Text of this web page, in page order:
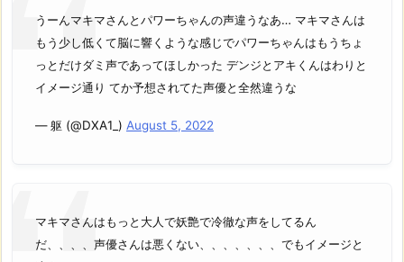
うーんマキマさんとパワーちゃんの声違うなあ… マキマさんは
もう少し低くて脳に響くような感じでパワーちゃんはもうちょ
っとだけダミ声であってほしかった デンジとアキくんはわりと
イメージ通り てか予想されてた声優と全然違うな
— 躯 (@DXA1_) August 5, 2022
マキマさんはもっと大人で妖艶で冷徹な声をしてるん
だ、、、、声優さんは悪くない、、、、、、、でもイメージと